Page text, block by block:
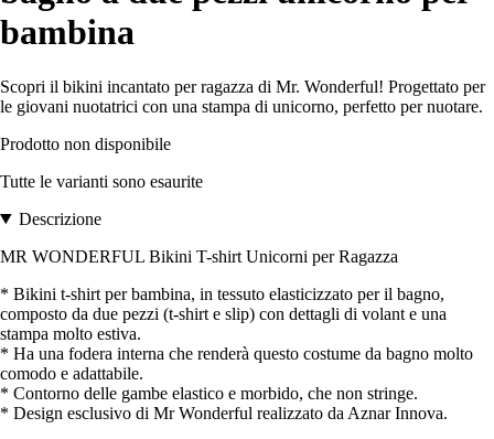
bambina
Scopri il bikini incantato per ragazza di Mr. Wonderful! Progettato per
le giovani nuotatrici con una stampa di unicorno, perfetto per nuotare.
Prodotto non disponibile
Tutte le varianti sono esaurite
Descrizione
MR WONDERFUL Bikini T-shirt Unicorni per Ragazza
* Bikini t-shirt per bambina, in tessuto elasticizzato per il bagno,
composto da due pezzi (t-shirt e slip) con dettagli di volant e una
stampa molto estiva.
* Ha una fodera interna che renderà questo costume da bagno molto
comodo e adattabile.
* Contorno delle gambe elastico e morbido, che non stringe.
* Design esclusivo di Mr Wonderful realizzato da Aznar Innova.